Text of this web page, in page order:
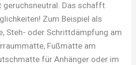
Das schafft
Zum Beispiel als
Steh- oder Schrittdämpfung am
Fußmatte am
für Anhänger oder im